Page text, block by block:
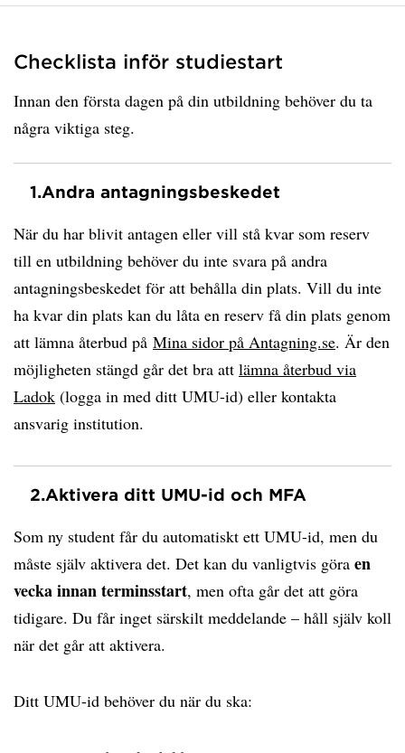
Checklista inför studiestart
Innan den första dagen på din utbildning behöver du ta
några viktiga steg.
1.Andra antagningsbeskedet
När du har blivit antagen eller vill stå kvar som reserv
till en utbildning behöver du inte svara på andra
antagningsbeskedet för att behålla din plats. Vill du inte
ha kvar din plats kan du låta en reserv få din plats genom
att lämna återbud på Mina sidor på Antagning.se. Är den
möjligheten stängd går det bra att lämna återbud via
Ladok (logga in med ditt UMU-id) eller kontakta
ansvarig institution.
2.Aktivera ditt UMU-id och MFA
Som ny student får du automatiskt ett UMU-id, men du
måste själv aktivera det. Det kan du vanligtvis göra en
vecka innan terminsstart, men ofta går det att göra
tidigare. Du får inget särskilt meddelande – håll själv koll
när det går att aktivera.
Ditt UMU-id behöver du när du ska: